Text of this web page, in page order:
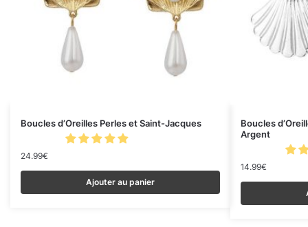
Boucles d’Oreilles Perles et Saint-Jacques
24.99€
Ajouter au panier
Boucles
Argent
14.99€